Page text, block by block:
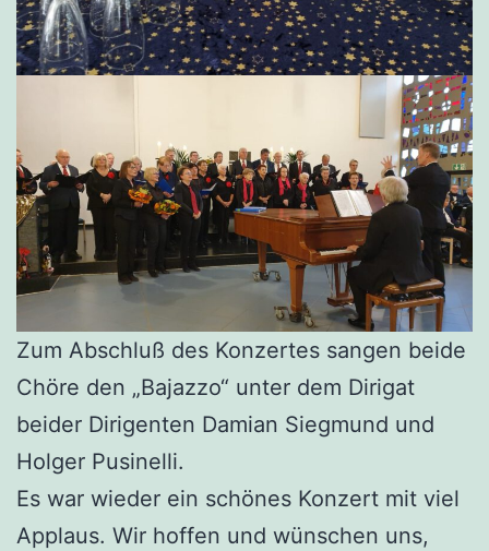
Zum Abschluß des Konzertes sangen beide
Chöre den „Bajazzo“ unter dem Dirigat
beider Dirigenten Damian Siegmund und
Holger Pusinelli.
Es war wieder ein schönes Konzert mit viel
Applaus. Wir hoffen und wünschen uns,